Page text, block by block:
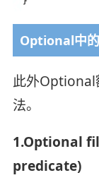
Optional中
此外Optional
法。
1.Optional
predicate)